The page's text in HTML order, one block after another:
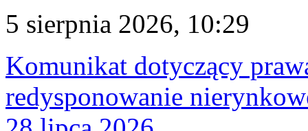
5 sierpnia 2026, 10:29
Komunikat dotyczący
redysponowanie